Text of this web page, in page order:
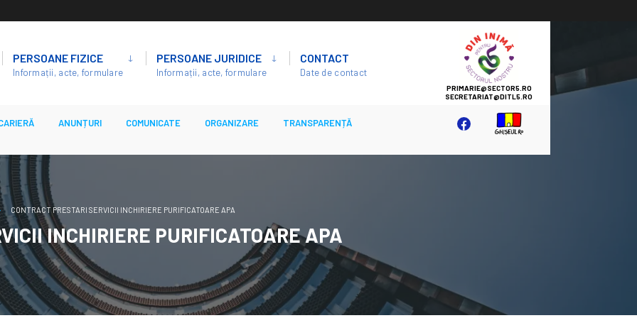
PERSOANE FIZICE
Informații, acte, formulare
PERSOANE JURIDICE
Informații, acte, formulare
CONTACT
Date de contact
SECTOR
5
ANUNȚURI COMUNICATE ORGANIZARE TRANSPARENȚĂ
CONTRACT PRESTARI SERVICII INCHIRIERE PURIFICATOARE APA
INCHIRIERE PURIFICATOARE APA